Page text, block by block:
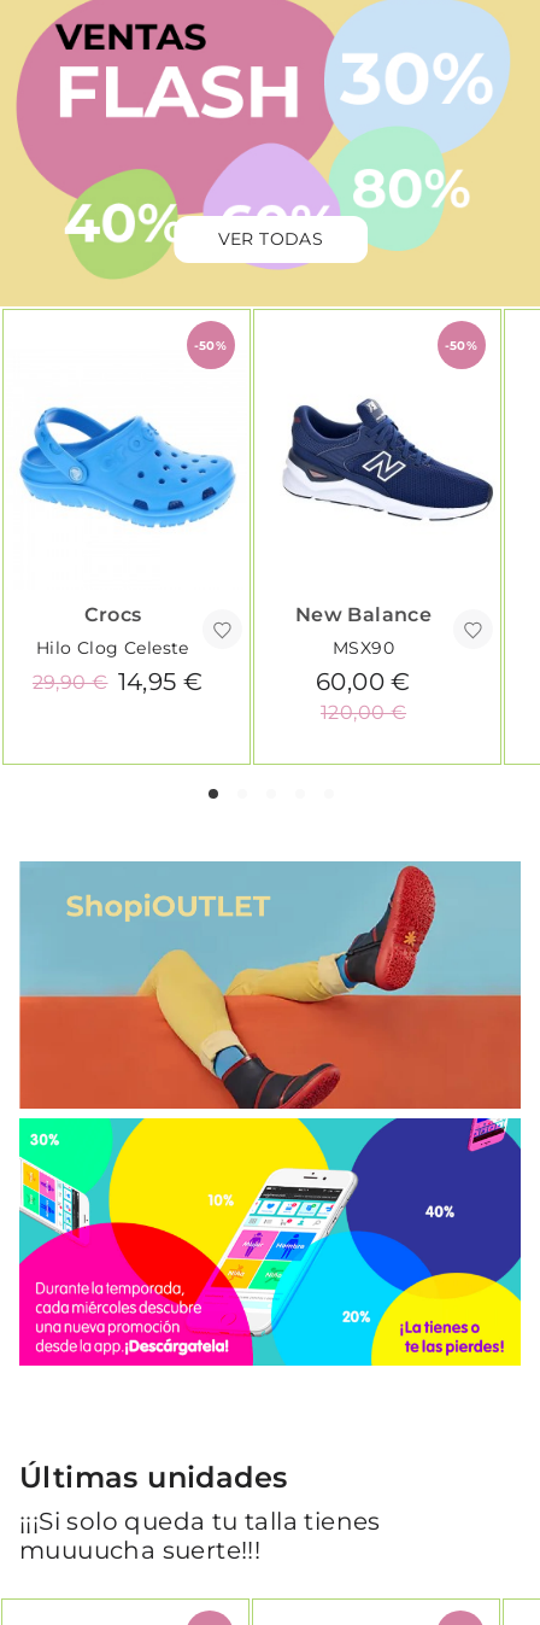
VER TODAS
-50%
Crocs
Hilo Clog Celeste
14,95 €
29,90 €
-50%
New Balance
MSX90
60,00 €
120,00 €
Últimas unidades
¡¡¡Si solo queda tu talla tienes
muuuucha suerte!!!